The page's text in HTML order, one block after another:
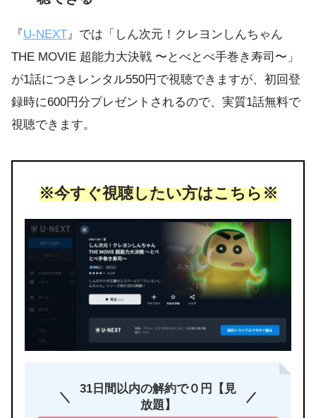
『U-NEXT』では「しん次元！クレヨンしんちゃん
THE MOVIE 超能力大決戦 〜とべとべ手巻き寿司〜」
が1話につきレンタル550円で視聴できますが、初回登
録時に600円分プレゼントされるので、実質1話無料で
視聴できます。
※今すぐ視聴したい方はこちら※
31日間以内の解約で０円【見
放題】